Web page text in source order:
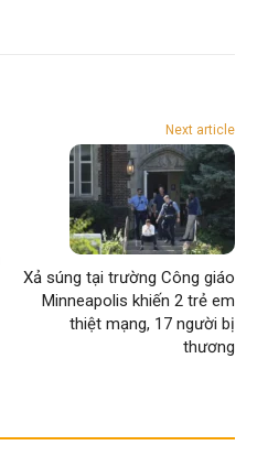
Next article
Xả súng tại trường Công giáo
Minneapolis khiến 2 trẻ em
thiệt mạng, 17 người bị
thương